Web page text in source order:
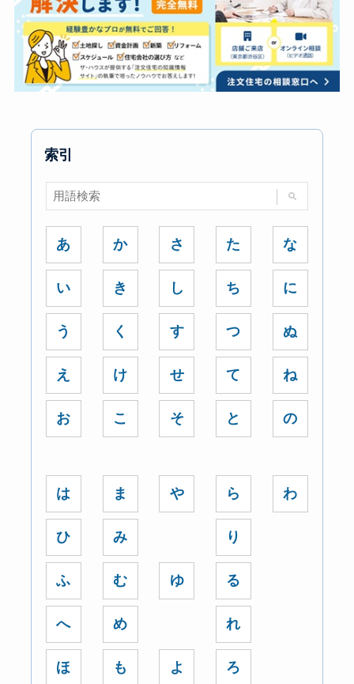
索引
あ
い
う
え
お
か
き
く
け
こ
さ
し
す
せ
そ
た
ち
つ
て
と
な
に
ぬ
ね
の
は
ひ
ふ
へ
ほ
ま
み
む
め
も
や
ゆ
よ
ら
り
る
れ
ろ
わ